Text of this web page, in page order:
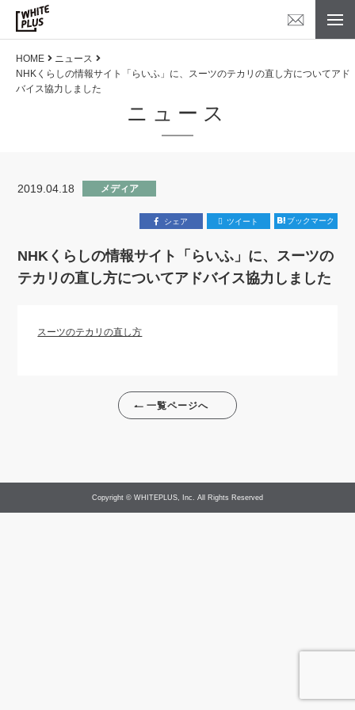
HOME
ニュース
NHKくらしの情報サイト「らいふ」に、スーツのテカリの直し方についてアド
バイス協力しました
ニュース
2019.04.18 メディア
シェア ツイート ブックマーク
NHKくらしの情報サイト「らいふ」に、スーツの
テカリの直し方についてアドバイス協力しました
スーツのテカリの直し方
一覧ページへ
Copyright © WHITEPLUS, Inc. All Rights Reserved